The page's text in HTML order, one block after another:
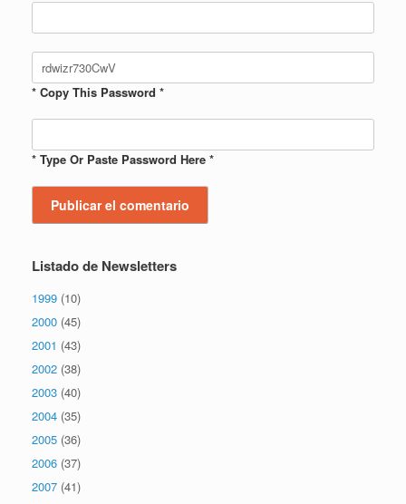
* Copy This Password *
* Type Or Paste Password Here *
Listado de Newsletters
1999 (10)
2000 (45)
2001 (43)
2002 (38)
2003 (40)
2004 (35)
2005 (36)
2006 (37)
2007 (41)